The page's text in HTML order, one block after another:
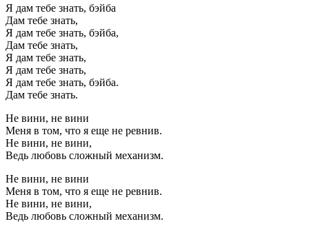
Я дам тебе знать, бэйба
Дам тебе знать,
Я дам тебе знать, бэйба,
Дам тебе знать,
Я дам тебе знать,
Я дам тебе знать,
Я дам тебе знать, бэйба.
Дам тебе знать.
Не вини, не вини
Меня в том, что я еще не ревнив.
Не вини, не вини,
Ведь любовь сложный механизм.
Не вини, не вини
Меня в том, что я еще не ревнив.
Не вини, не вини,
Ведь любовь сложный механизм.